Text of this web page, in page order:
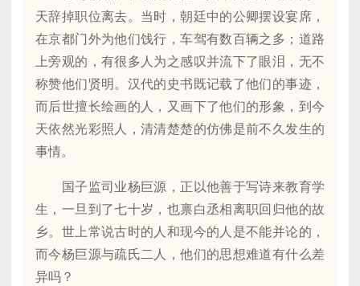
天辞掉职位离去。当时，朝廷中的公卿摆设宴席，
在京都门外为他们饯行，车驾有数百辆之多；道路
上旁观的，有很多人为之感叹并流下了眼泪，无不
称赞他们贤明。汉代的史书既记载了他们的事迹，
而后世擅长绘画的人，又画下了他们的形象，到今
天依然光彩照人，清清楚楚的仿佛是前不久发生的
事情。
国子监司业杨巨源，正以他善于写诗来教育学
生，一旦到了七十岁，也禀白丞相离职回归他的故
乡。世上常说古时的人和现今的人是不能并论的，
而今杨巨源与疏氏二人，他们的思想难道有什么差
异吗？